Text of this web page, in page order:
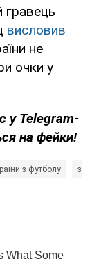
гравець
висловив
не
очки у
у Telegram-
на фейки!
з футболу